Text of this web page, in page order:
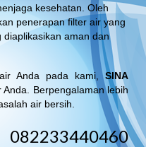
kesehatan. Oleh
penerapan filter air yang
aman dan
air Anda pada kami,SINA
Berpengalaman lebih
air bersih.